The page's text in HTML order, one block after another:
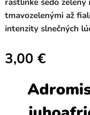
tmavozelenými až
intenzity slnečných
3,00 €